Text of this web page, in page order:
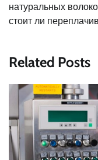
записям
натуральных
стоит ли
Related Posts